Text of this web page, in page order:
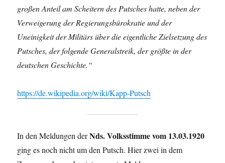
großen Anteil am Scheitern des Putsches hatte, neben der
Verweigerung der Regierungsbürokratie und der
Uneinigkeit der Militärs über die eigentliche Zielsetzung des
Putsches, der folgende Generalstreik, der größte in der
deutschen Geschichte.“
https://de.wikipedia.org/wiki/Kapp-Putsch
In den Meldungen derNds. Volksstimme vom 13.03.1920
ging es noch nicht um den Putsch. Hier zwei in dem